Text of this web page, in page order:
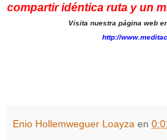
compartir idéntica ruta y un
Visita nuestra página web
http://
Enio Hollemweguer Loayza en